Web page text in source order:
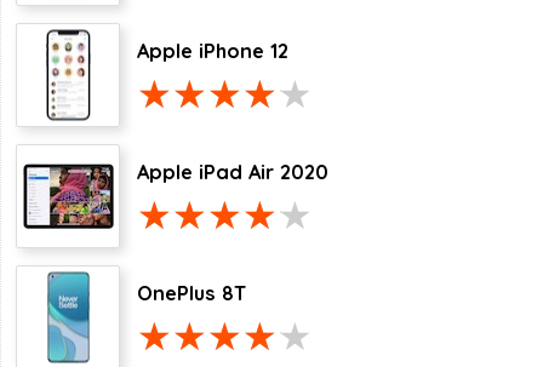
Apple iPhone 12
Apple iPad Air 2020
OnePlus 8T